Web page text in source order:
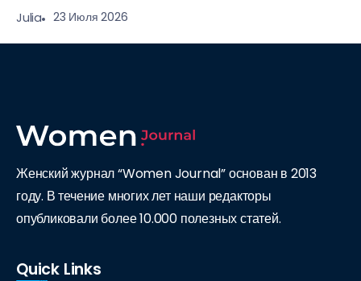
Julia 23 Июля 2026
Женский журнал “Women Journal” основан в 2013
году. В течение многих лет наши редакторы
опубликовали более 10.000 полезных статей.
Quick Links